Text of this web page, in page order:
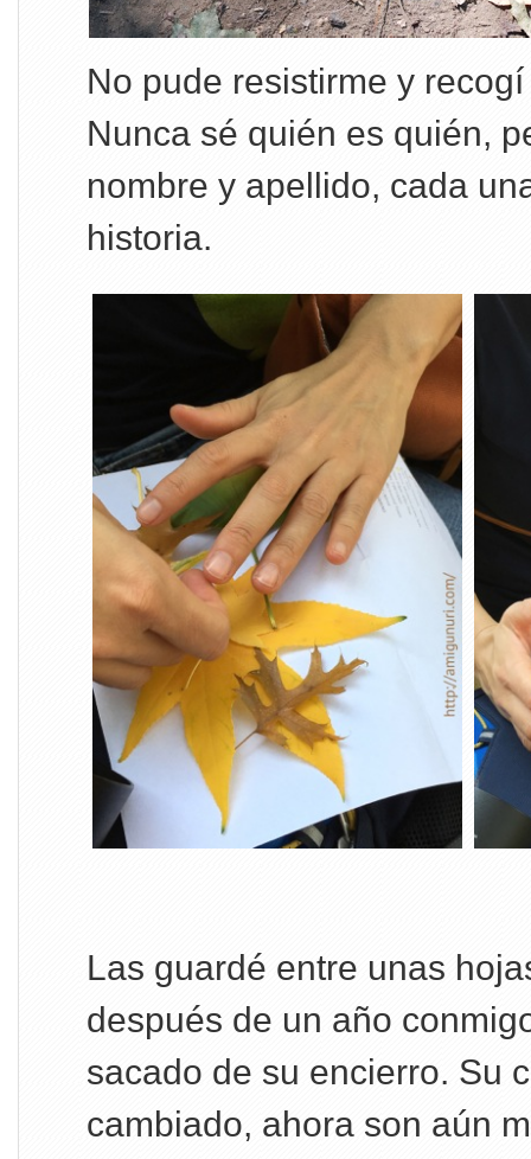
No pude resistirme y
Nunca sé quién es quién,
nombre y apellido, cada
historia.
Las guardé entre unas
después de un año
sacado de su encierro. Su
cambiado, ahora son aún